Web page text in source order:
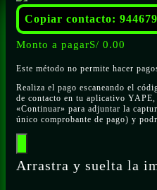
Copiar contacto:
Monto a pagarS/ 0.00
Este método no permite hacer
Realiza el pago escaneando el
de contacto en tu aplicativo
«Continuar» para adjuntar la
único comprobante de pago) y
Arrastra y suelta la